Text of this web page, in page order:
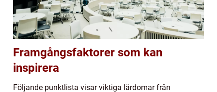
Framgångsfaktorer som kan
inspirera
Följande punktlista visar viktiga lärdomar från